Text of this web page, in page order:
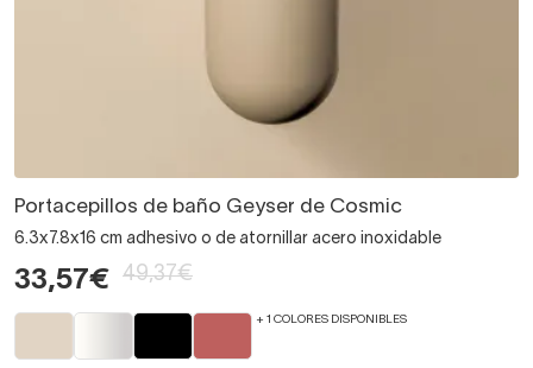
Portacepillos de baño Geyser de Cosmic
6.3x7.8x16 cm adhesivo o de atornillar acero inoxidable
33,57€ 49,37€
+ 1 COLORES DISPONIBLES